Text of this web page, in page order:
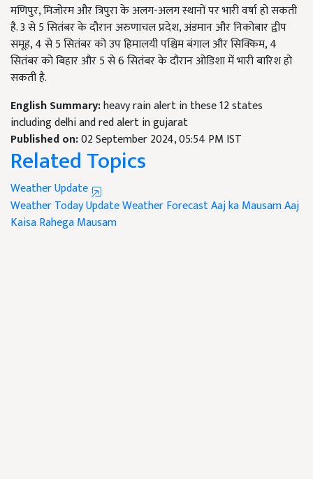
मणिपुर, मिजोरम और त्रिपुरा के अलग-अलग स्थानों पर भारी वर्षा हो सकती
है. 3 से 5 सितंबर के दौरान अरुणाचल प्रदेश, अंडमान और निकोबार द्वीप
समूह, 4 से 5 सितंबर को उप हिमालयी पश्चिम बंगाल और सिक्किम, 4
सितंबर को बिहार और 5 से 6 सितंबर के दौरान ओडिशा में भारी बारिश हो
सकती है.
English Summary:heavy rain alert in these 12 states
including delhi and red alert in gujarat
Published on:02 September 2024, 05:54 PM IST
Related Topics
Weather Update
Weather Today UpdateWeather ForecastAaj ka MausamAaj
Kaisa Rahega Mausam